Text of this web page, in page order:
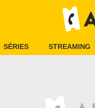
SÉRIES STREAMING